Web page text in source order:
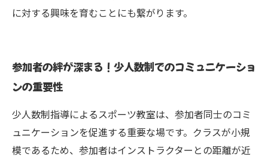
に対する興味を育むことにも繋がります。
参加者の絆が深まる！少人数制でのコミュニケーショ
ンの重要性
少人数制指導によるスポーツ教室は、参加者同士のコミ
ュニケーションを促進する重要な場です。クラスが小規
模であるため、参加者はインストラクターとの距離が近